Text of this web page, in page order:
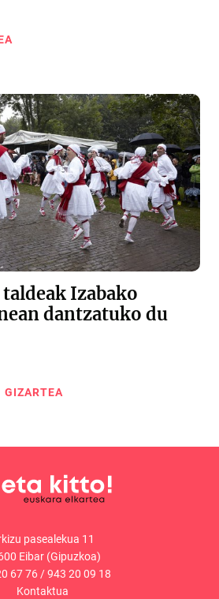
Izabako
dantzatuko du
GIZARTEA
pasealekua 11
Eibar (Gipuzkoa)
67 76/943 20 09 18
Kontaktua